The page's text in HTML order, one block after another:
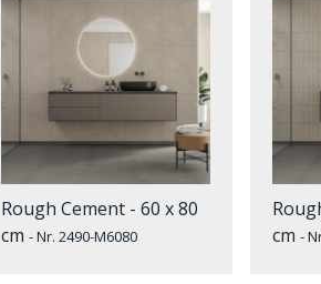
Rough Cement - 60 x 80
cm - Nr. 2490-M6080
cm-